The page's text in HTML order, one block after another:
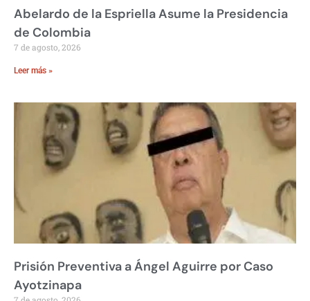
Abelardo de la Espriella Asume la Presidencia
de Colombia
7 de agosto, 2026
Leer más »
Prisión Preventiva a Ángel Aguirre por Caso
Ayotzinapa